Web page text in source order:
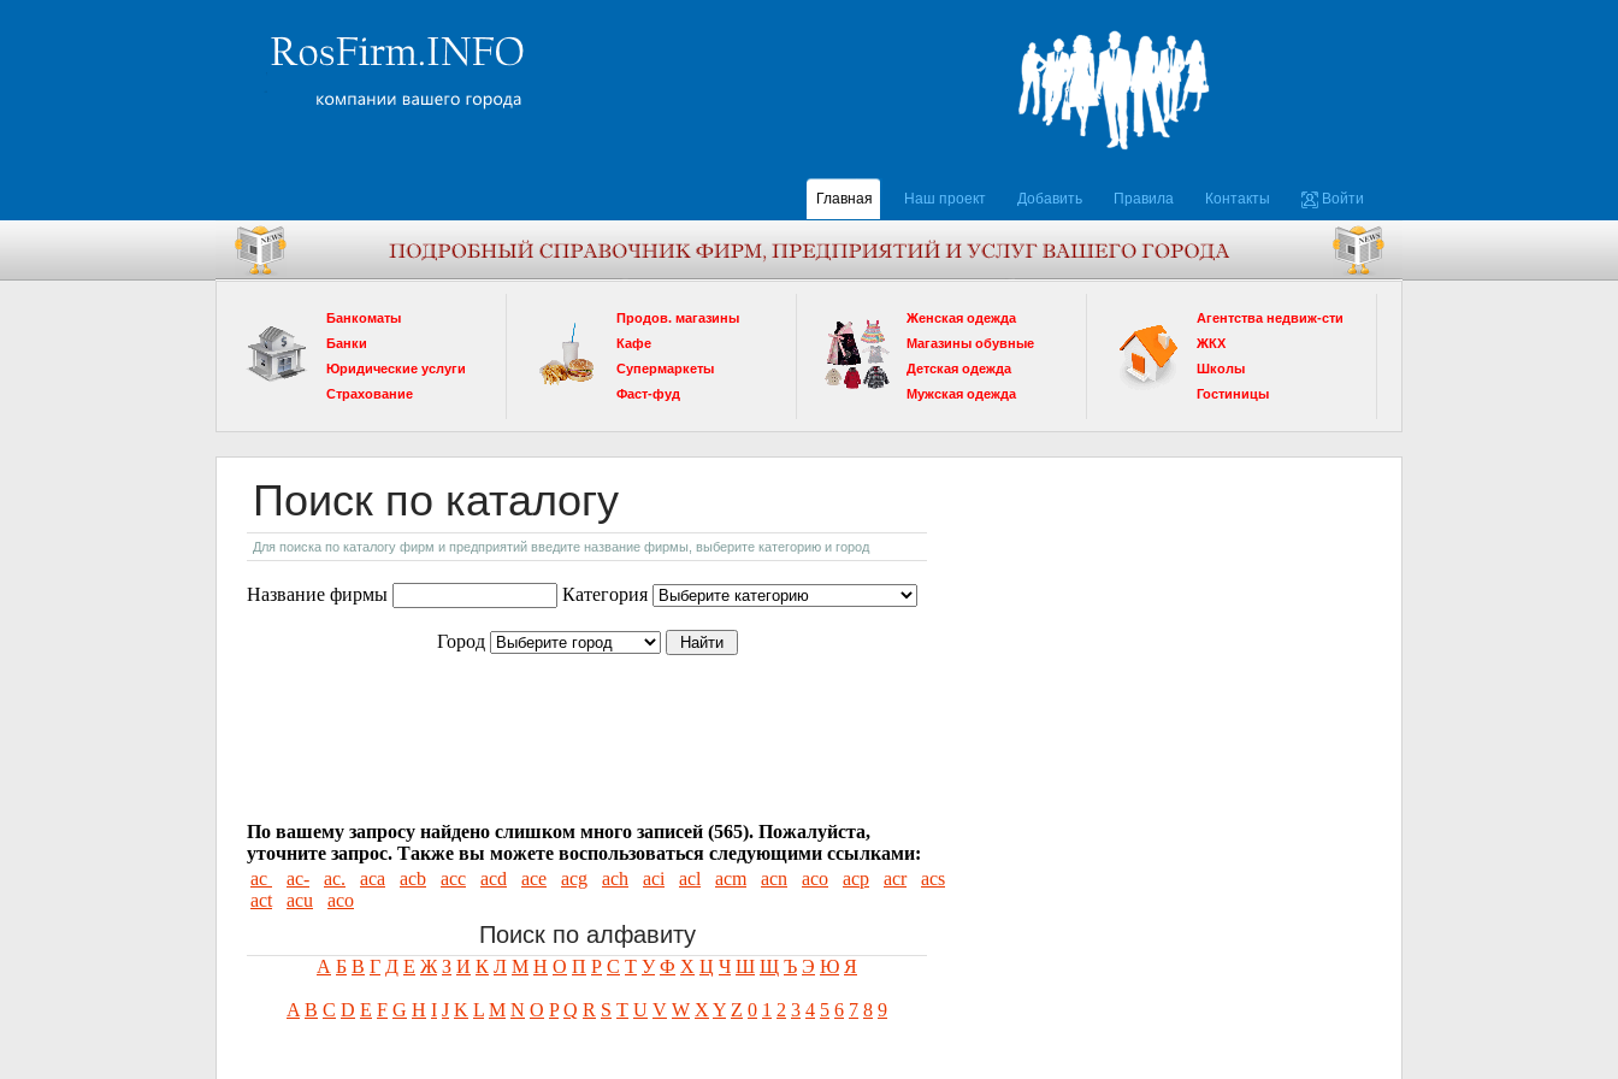
Главная Наш проект Добавить Правила Контакты Войти
Банкоматы
Банки
Юридические услуги
Страхование
Продов. магазины
Кафе
Супермаркеты
Фаст-фуд
Женская одежда
Магазины обувные
Детская одежда
Мужская одежда
Агентства недвиж-сти
ЖКХ
Школы
Гостиницы
Поиск по каталогу
Для поиска по каталогу фирм и предприятий введите название фирмы, выберите категорию и город
Название фирмы Категория
Город
По вашему запросу найдено слишком много записей (565). Пожалуйста,
уточните запрос. Также вы можете воспользоваться следующими ссылками:
ac
ac- ac. aca acb acc acd ace acg ach aci acl acm acn aco acp acr
acs
act
acu acо
Поиск по алфавиту
А Б В Г Д Е Ж З И К Л М Н О П Р С Т У Ф Х Ц Ч Ш Щ Ъ Э Ю Я
A B C D E F G H I J K L M N O P Q R S T U V W X Y Z 0 1 2 3 4 5 6 7 8 9